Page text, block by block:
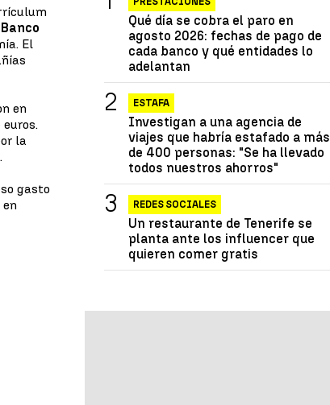
Banco
El
en
la
gasto
Qué día se cobra el paro en
agosto 2026: fechas de pago de
cada banco y qué entidades lo
adelantan
ESTAFA
Investigan a una agencia de
viajes que habría estafado a más
de 400 personas: "Se ha llevado
todos nuestros ahorros"
REDES SOCIALES
Un restaurante de Tenerife se
planta ante los influencer que
quieren comer gratis